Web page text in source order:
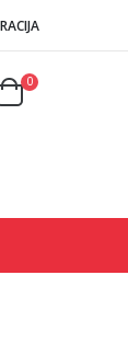
0Proizvodi